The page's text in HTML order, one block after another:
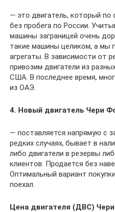
— это двигатель, который по
без пробега по России.
машины заграницей очень
такие машины целиком, а мы
агрегаты. В зависимости от
привозим двигатели из
США. В последнее время,
из ОАЭ.
4. Новый двигатель Чери
— поставляется напрямую с
редких случаях, бывает в
либо двигатели в резервы
клиентов. Продается без
Оптимальный вариант
поехал.
Цена двигателя (ДВС) Чери